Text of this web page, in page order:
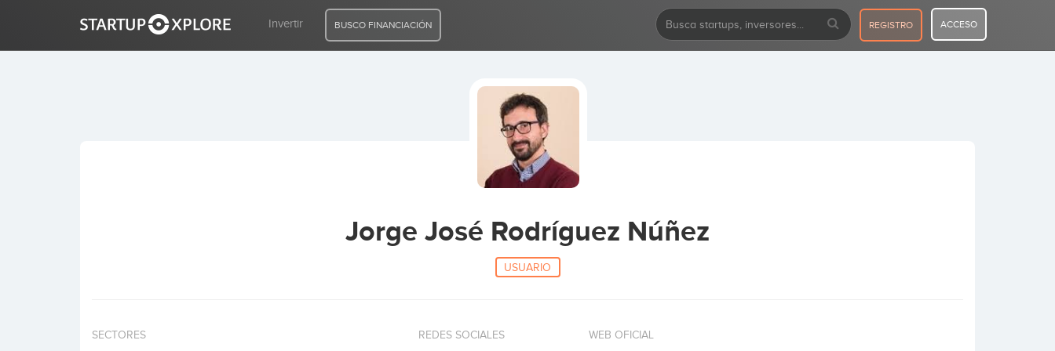
Invertir BUSCO FINANCIACIÓN REGISTRO ACCESO
Jorge José Rodríguez Núñez
USUARIO
SECTORES REDES SOCIALES WEB OFICIAL